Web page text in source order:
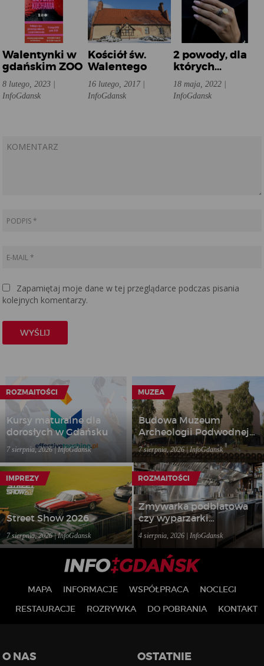
Walentynki w
gdańskim ZOO
8 lutego, 2023 |
InfoGdansk
Kościół św.
Walentego
16 lutego, 2017 |
InfoGdansk
2 powody, dla
których
pierścionek z
bursztynem to
wspaniały
18 maja, 2022 |
InfoGdansk
Zapamiętaj moje dane w tej przeglądarce podczas pisania
kolejnych komentarzy.
ROZMAITOŚCI
Kursy maturalne dla
dorosłych w Gdańsku
7 sierpnia, 2026 | InfoGdansk
MUZEA
Budowa Muzeum
Archeologii Podwodnej i
Rybołówstwa
Bałtyckiego w Łebie
7 sierpnia, 2026 | InfoGdansk
IMPREZY
Street Show 2026
7 sierpnia, 2026 | InfoGdansk
ROZMAITOŚCI
Zmywarka podblatowa
czy wyparzarki
gastronomiczne – jakie
rozwiązanie wybrać do
lokalu?
4 sierpnia, 2026 | InfoGdansk
MAPA INFORMACJE WSPÓŁPRACA
NOCLEGI
RESTAURACJE
ROZRYWKA DO POBRANIA KONTAKT
O NAS
OSTATNIE